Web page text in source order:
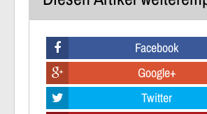
Facebook
Google+
Twitter